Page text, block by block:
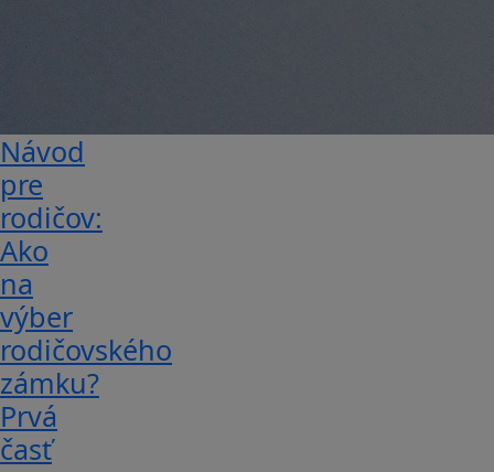
Návod
pre
rodičov:
Ako
na
výber
rodičovského
zámku?
Prvá
časť